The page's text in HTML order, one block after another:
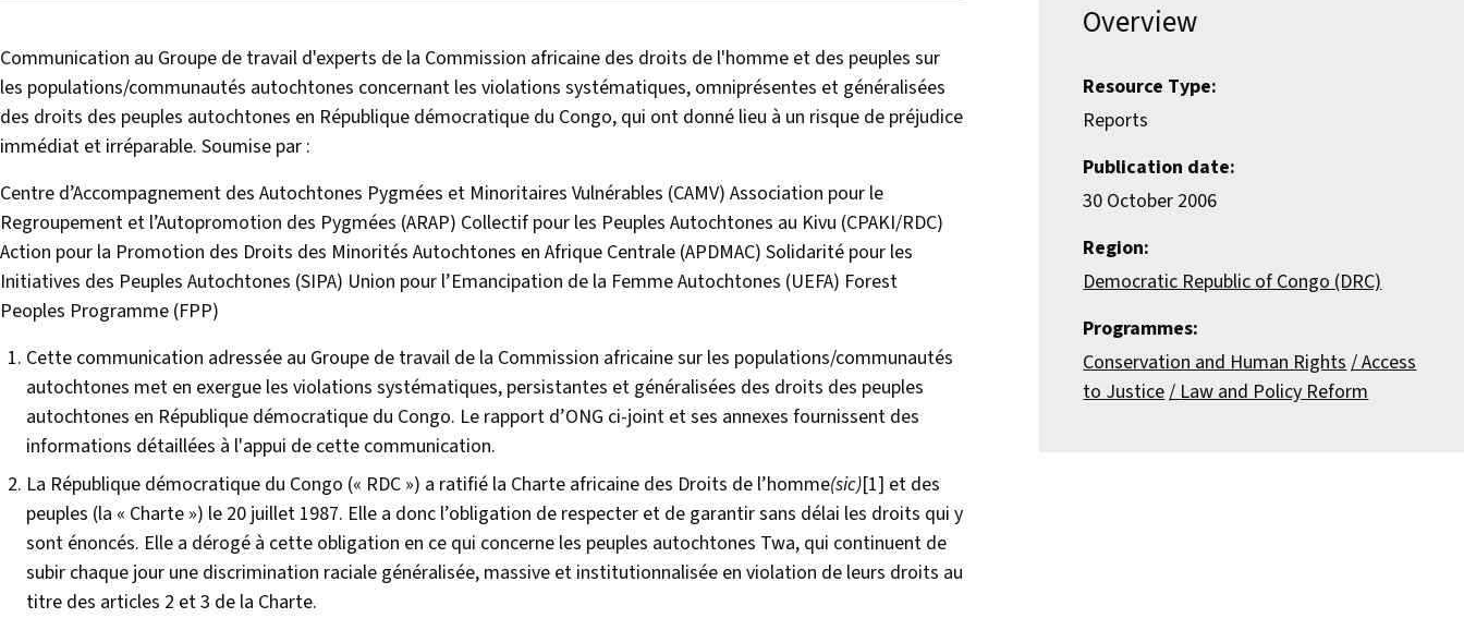
Communication au Groupe de travail d'experts de la Commission africaine des droits de l'homme et des peuples sur
les populations/communautés autochtones concernant les violations systématiques, omniprésentes et généralisées
des droits des peuples autochtones en République démocratique du Congo, qui ont donné lieu à un risque de préjudice
immédiat et irréparable. Soumise par :
Centre d’Accompagnement des Autochtones Pygmées et Minoritaires Vulnérables (CAMV) Association pour le
Regroupement et l’Autopromotion des Pygmées (ARAP) Collectif pour les Peuples Autochtones au Kivu (CPAKI/RDC)
Action pour la Promotion des Droits des Minorités Autochtones en Afrique Centrale (APDMAC) Solidarité pour les
Initiatives des Peuples Autochtones (SIPA) Union pour l’Emancipation de la Femme Autochtones (UEFA) Forest
Peoples Programme (FPP)
Cette communication adressée au Groupe de travail de la Commission africaine sur les populations/communautés
autochtones met en exergue les violations systématiques, persistantes et généralisées des droits des peuples
autochtones en République démocratique du Congo. Le rapport d’ONG ci-joint et ses annexes fournissent des
informations détaillées à l'appui de cette communication.
La République démocratique du Congo (« RDC ») a ratifié la Charte africaine des Droits de l’homme(sic)[1] et des
peuples (la « Charte ») le 20 juillet 1987. Elle a donc l’obligation de respecter et de garantir sans délai les droits qui y
sont énoncés. Elle a dérogé à cette obligation en ce qui concerne les peuples autochtones Twa, qui continuent de
subir chaque jour une discrimination raciale généralisée, massive et institutionnalisée en violation de leurs droits au
titre des articles 2 et 3 de la Charte.
Overview
Resource Type:
Reports
Publication date:
30 October 2006
Region:
Democratic Republic of Congo (DRC)
Programmes:
Conservation and Human Rights Access
to Justice Law and Policy Reform